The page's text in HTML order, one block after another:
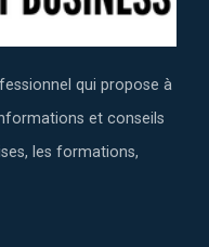
qui propose à
et conseils
les formations,